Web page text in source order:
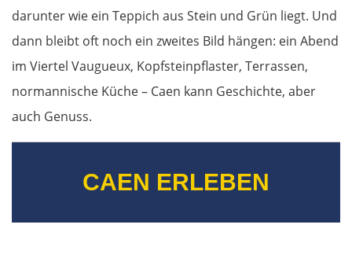
darunter wie ein Teppich aus Stein und Grün liegt. Und
dann bleibt oft noch ein zweites Bild hängen: ein Abend
im Viertel Vaugueux, Kopfsteinpflaster, Terrassen,
normannische Küche – Caen kann Geschichte, aber
auch Genuss.
CAEN ERLEBEN